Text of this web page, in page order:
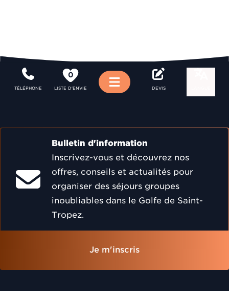
TÉLÉPHONE
0
LISTE D'ENVIE Menu DEVIS
Bulletin d'information
Inscrivez-vous et découvrez nos
offres, conseils et actualités pour
organiser des séjours groupes
inoubliables dans le Golfe de Saint-
Tropez.
Je m'inscris